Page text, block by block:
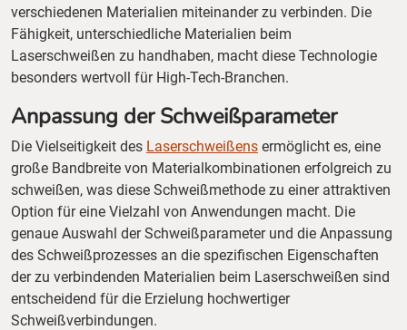
verschiedenen Materialien miteinander zu verbinden. Die
Fähigkeit, unterschiedliche Materialien beim
Laserschweißen zu handhaben, macht diese Technologie
besonders wertvoll für High-Tech-Branchen.
Anpassung der Schweißparameter
Die Vielseitigkeit des Laserschweißens ermöglicht es, eine
große Bandbreite von Materialkombinationen erfolgreich zu
schweißen, was diese Schweißmethode zu einer attraktiven
Option für eine Vielzahl von Anwendungen macht. Die
genaue Auswahl der Schweißparameter und die Anpassung
des Schweißprozesses an die spezifischen Eigenschaften
der zu verbindenden Materialien beim Laserschweißen sind
entscheidend für die Erzielung hochwertiger
Schweißverbindungen.